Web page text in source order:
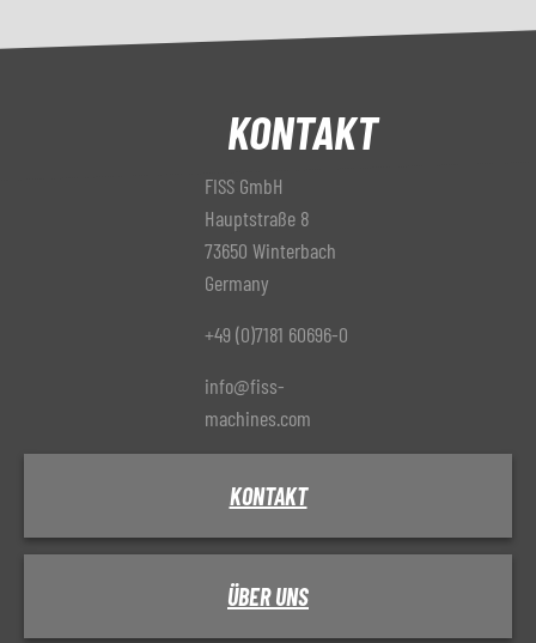
KONTAKT
FISS GmbH
Hauptstraße 8
73650 Winterbach
Germany
+49 (0)7181 60696-0
info@fiss-
machines.com
KONTAKT
ÜBER UNS